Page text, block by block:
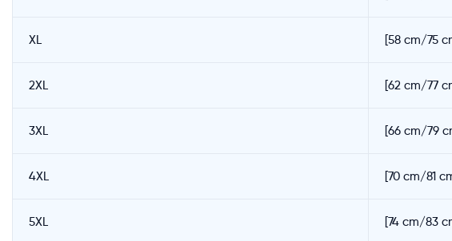
XL [58 cm/75
2XL [62 cm/77
3XL [66 cm/79
4XL [70 cm/81
5XL [74 cm/83